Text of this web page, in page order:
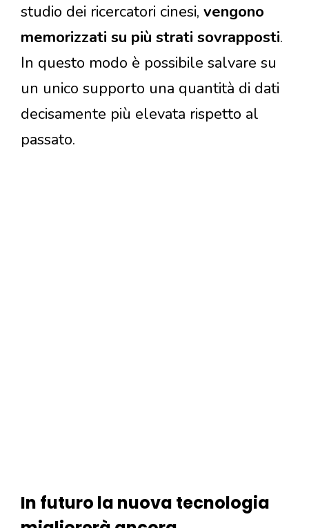
studio dei ricercatori cinesi, vengono
memorizzati su più strati sovrapposti.
In questo modo è possibile salvare su
un unico supporto una quantità di dati
decisamente più elevata rispetto al
passato.
In futuro la nuova tecnologia